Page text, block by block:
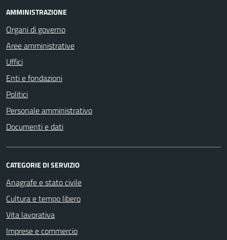
AMMINISTRAZIONE
Organi di governo
Aree amministrative
Uffici
Enti e fondazioni
Politici
Personale amministrativo
Documenti e dati
CATEGORIE DI SERVIZIO
Anagrafe e stato civile
Cultura e tempo libero
Vita lavorativa
Imprese e commercio